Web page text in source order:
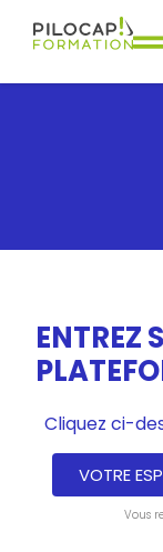
ENTREZ
Cliquez ci-
VOTRE
Vous